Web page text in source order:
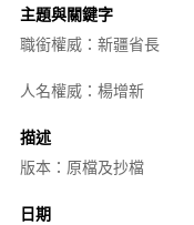
主題與關鍵字
職銜權威：新疆省長
人名權威：楊增新
描述
版本：原檔及抄檔
日期